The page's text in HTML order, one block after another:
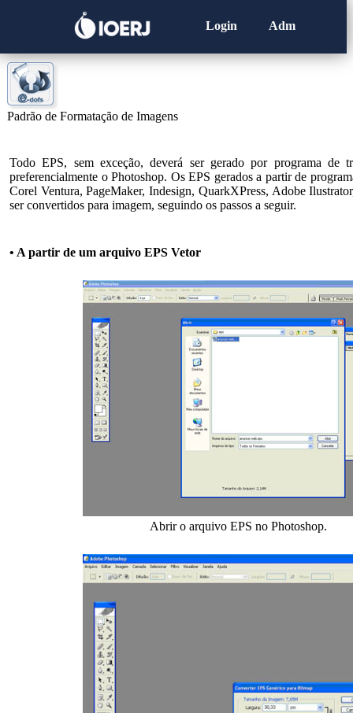
Login Adm
Padrão de Formatação de Imagens
Todo EPS, sem exceção, deverá ser gerado por programa de
preferencialmente o Photoshop. Os EPS gerados a partir de
Corel Ventura, PageMaker, Indesign, QuarkXPress, Adobe
ser convertidos para imagem, seguindo os passos a seguir.
• A partir de um arquivo EPS Vetor
Abrir o arquivo EPS no Photoshop.